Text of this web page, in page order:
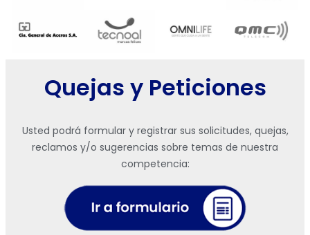
Quejas y Peticiones
Usted podrá formular y registrar sus solicitudes, quejas,
reclamos y/o sugerencias sobre temas de nuestra
competencia: